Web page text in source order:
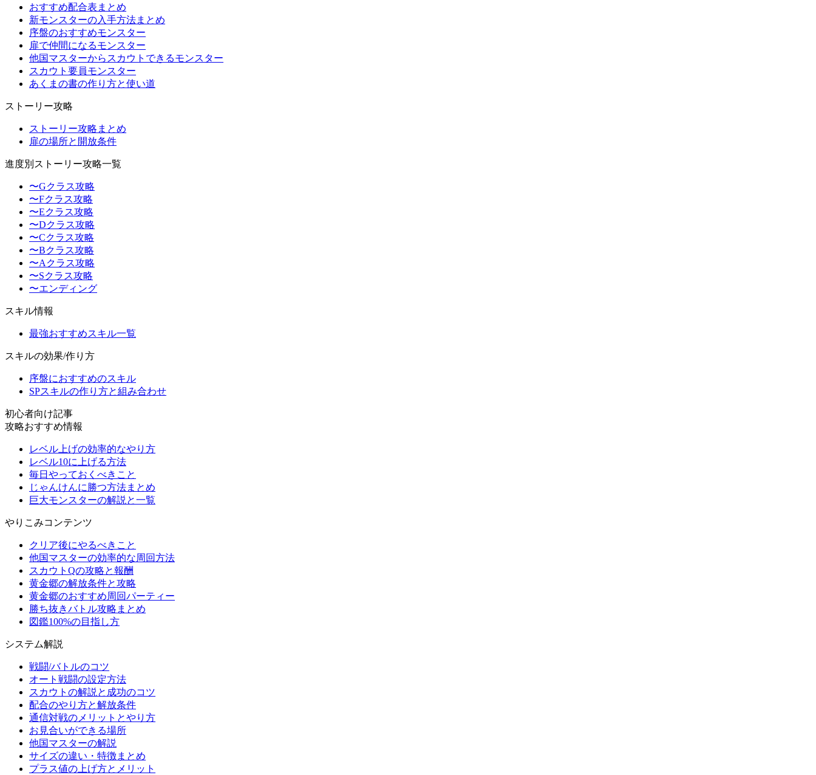
おすすめ配合表まとめ
新モンスターの入手方法まとめ
序盤のおすすめモンスター
扉で仲間になるモンスター
他国マスターからスカウトできるモンスター
スカウト要員モンスター
あくまの書の作り方と使い道
ストーリー攻略
ストーリー攻略まとめ
扉の場所と開放条件
進度別ストーリー攻略一覧
〜Gクラス攻略
〜Fクラス攻略
〜Eクラス攻略
〜Dクラス攻略
〜Cクラス攻略
〜Bクラス攻略
〜Aクラス攻略
〜Sクラス攻略
〜エンディング
スキル情報
最強おすすめスキル一覧
スキルの効果/作り方
序盤におすすめのスキル
SPスキルの作り方と組み合わせ
初心者向け記事
攻略おすすめ情報
レベル上げの効率的なやり方
レベル10に上げる方法
毎日やっておくべきこと
じゃんけんに勝つ方法まとめ
巨大モンスターの解説と一覧
やりこみコンテンツ
クリア後にやるべきこと
他国マスターの効率的な周回方法
スカウトQの攻略と報酬
黄金郷の解放条件と攻略
黄金郷のおすすめ周回パーティー
勝ち抜きバトル攻略まとめ
図鑑100%の目指し方
システム解説
戦闘/バトルのコツ
オート戦闘の設定方法
スカウトの解説と成功のコツ
配合のやり方と解放条件
通信対戦のメリットとやり方
お見合いができる場所
他国マスターの解説
サイズの違い・特徴まとめ
プラス値の上げ方とメリット